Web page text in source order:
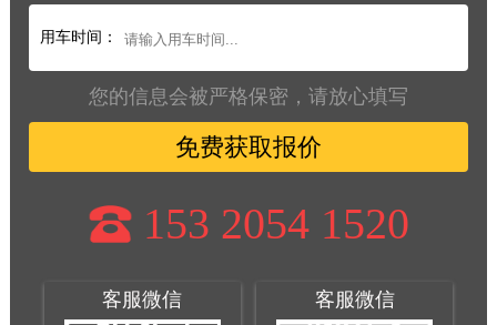
用车时间：
您的信息会被严格保密，请放心填写
免费获取报价
153 2054 1520
客服微信 客服微信